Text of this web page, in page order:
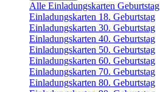
Alle Einladungskarten Geburtstag
Einladungskarten 18. Geburtstag
Einladungskarten 30. Geburtstag
Einladungskarten 40. Geburtstag
Einladungskarten 50. Geburtstag
Einladungskarten 60. Geburtstag
Einladungskarten 70. Geburtstag
Einladungskarten 80. Geburtstag